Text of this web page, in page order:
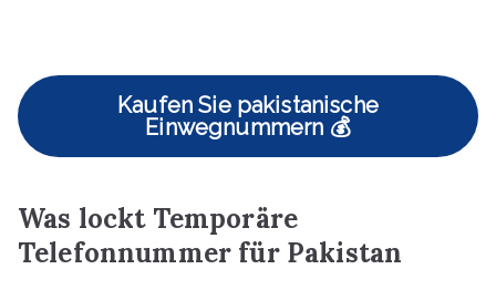
Kaufen Sie pakistanische
Einwegnummern 💰
Was lockt Temporäre
Telefonnummer für Pakistan